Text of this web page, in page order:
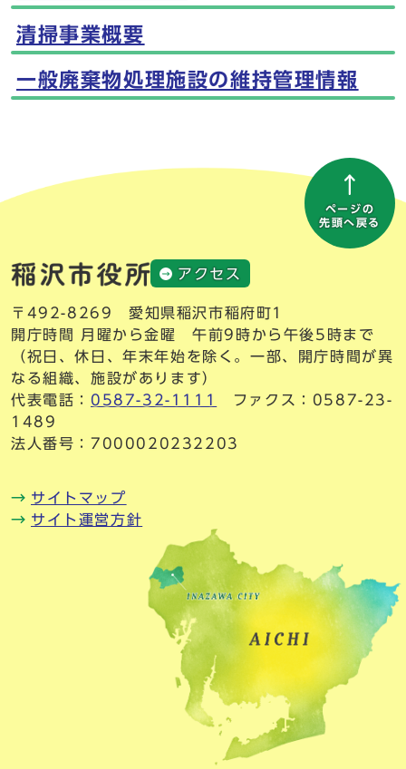
清掃事業概要
一般廃棄物処理施設の維持管理情報
ページの
先頭へ戻る
アクセス
〒492-8269 愛知県稲沢市稲府町1
開庁時間 月曜から金曜 午前9時から午後5時まで
（祝日、休日、年末年始を除く。一部、開庁時間が異
なる組織、施設があります）
代表電話： 0587-32-1111
ファクス：0587-23-
1489
法人番号：7000020232203
サイトマップ
サイト運営方針